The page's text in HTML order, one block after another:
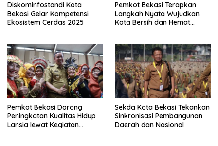
Diskominfostandi Kota
Bekasi Gelar Kompetensi
Ekosistem Cerdas 2025
Pemkot Bekasi Terapkan
Langkah Nyata Wujudkan
Kota Bersih dan Hemat
Pemkot Bekasi Dorong
Peningkatan Kualitas Hidup
Lansia lewat Kegiatan
Sekda Kota Bekasi Tekankan
Sinkronisasi Pembangunan
Daerah dan Nasional